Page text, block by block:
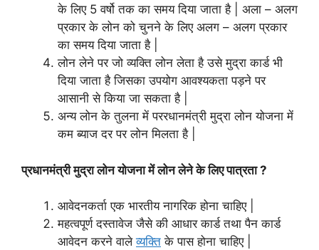
के लिए 5 वर्षो तक का समय दिया जाता है | अला – अलग
प्रकार के लोन को चुनने के लिए अलग – अलग प्रकार
का समय दिया जाता है |
लोन लेने पर जो व्यक्ति लोन लेता है उसे मुद्रा कार्ड भी
दिया जाता है जिसका उपयोग आवश्यकता पड़ने पर
आसानी से किया जा सकता है |
अन्य लोन के तुलना में पररधानमंत्री मुद्रा लोन योजना में
कम ब्याज दर पर लोन मिलता है |
प्रधानमंत्री मुद्रा लोन योजना में लोन लेने के लिए पात्रता ?
आवेदनकर्ता एक भारतीय नागरिक होना चाहिए |
महत्वपूर्ण दस्तावेज जैसे की आधार कार्ड तथा पैन कार्ड
आवेदन करने वालेव्यक्ति के पास होना चाहिए |